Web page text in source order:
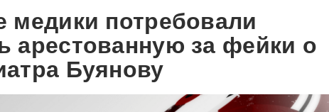
медики потребовали
арестованную за фейки о
Буянову